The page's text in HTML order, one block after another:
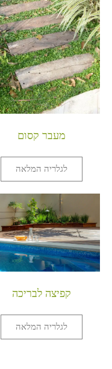
מעבר קסום
לגלריה המלאה
קפיצה לבריכה
לגלריה המלאה